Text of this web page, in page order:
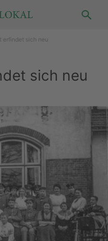
erfindet sich neu
sich neu